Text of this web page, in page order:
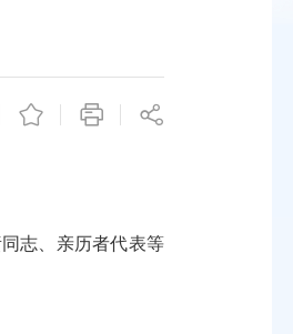
志、亲历者代表等